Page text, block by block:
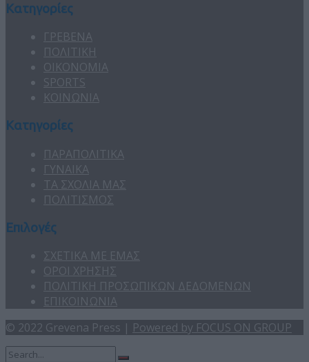
Κατηγορίες
ΓΡΕΒΕΝΑ
ΠΟΛΙΤΙΚΗ
ΟΙΚΟΝΟΜΙΑ
SPORTS
ΚΟΙΝΩΝΙΑ
Κατηγορίες
ΠΑΡΑΠΟΛΙΤΙΚΑ
ΓΥΝΑΙΚΑ
ΤΑ ΣΧΟΛΙΑ ΜΑΣ
ΠΟΛΙΤΙΣΜΟΣ
Επιλογές
ΣΧΕΤΙΚΑ ΜΕ ΕΜΑΣ
ΟΡΟΙ ΧΡΗΣΗΣ
ΠΟΛΙΤΙΚΗ ΠΡΟΣΩΠΙΚΩΝ ΔΕΔΟΜΕΝΩΝ
ΕΠΙΚΟΙΝΩΝΙΑ
© 2022 Grevena Press | Powered by FOCUS ON GROUP